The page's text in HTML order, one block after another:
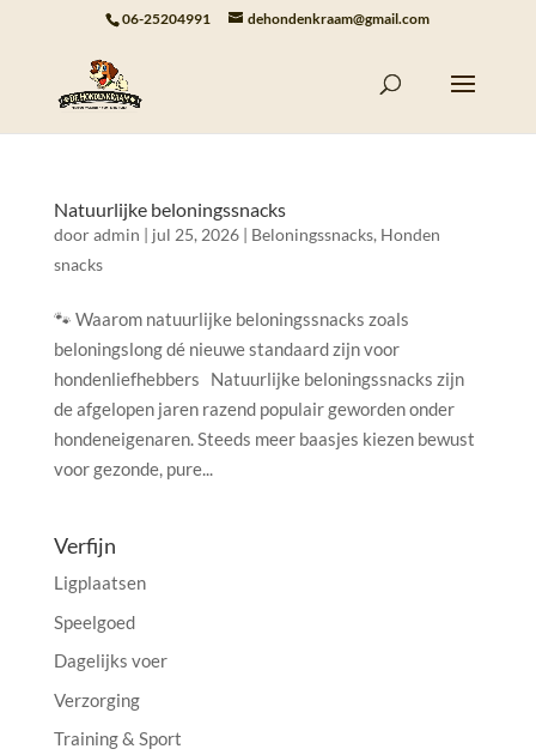
06-25204991 dehondenkraam@gmail.com
Natuurlijke beloningssnacks
dooradmin | jul 25, 2026| Beloningssnacks, Honden
snacks
🐾 Waarom natuurlijke beloningssnacks zoals
beloningslong dé nieuwe standaard zijn voor
hondenliefhebbers Natuurlijke beloningssnacks zijn
de afgelopen jaren razend populair geworden onder
hondeneigenaren. Steeds meer baasjes kiezen bewust
voor gezonde, pure...
Verfijn
Ligplaatsen
Speelgoed
Dagelijks voer
Verzorging
Training & Sport